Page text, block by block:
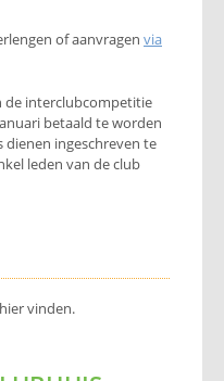
of aanvragen via
de interclubcompetitie
betaald te worden
ingeschreven te
leden van de club
vinden.